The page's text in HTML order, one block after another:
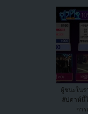
ผู้ชนะในร
สัปดาห์นี้
กา